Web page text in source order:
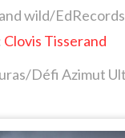
wild/EdRecords
Clovis Tisserand
Défi Azimut